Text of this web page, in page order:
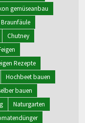
gemüseanbau
Braunfäule
Chutney
Rezepte
Hochbeet bauen
bauen
Naturgarten